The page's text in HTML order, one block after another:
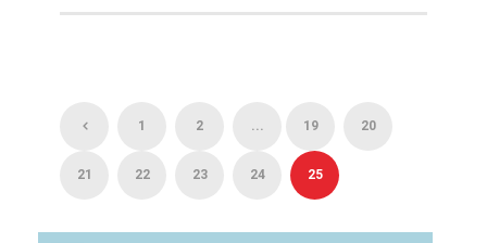
1 2 ... 19 20
21 22 23 24 25